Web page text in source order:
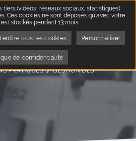
PRATIQUES
GESTION DES
tiers (vidéos, réseaux sociaux, statistiques)
Ces cookies ne sont déposés qu’avec votre
stockés pendant 13 mois.
tous les cookies Personnaliser
de confidentialité